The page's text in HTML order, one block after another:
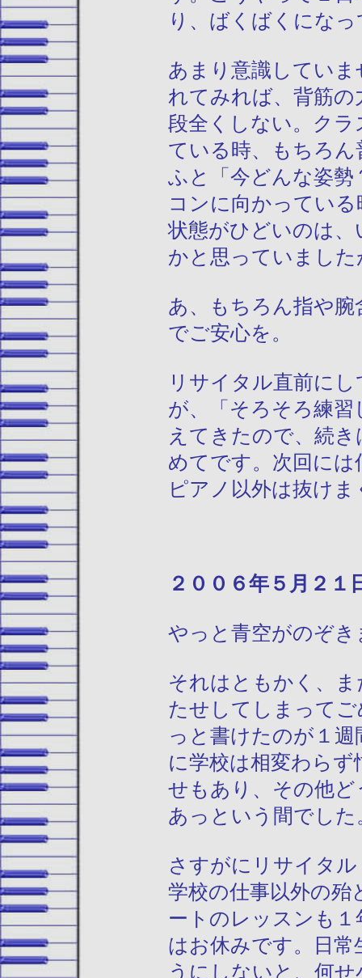
り、ばくばくにな
あまり意識してい
れてみれば、背筋の
段全くしない。ク
ている時、もちろ
ふと「今どんな姿
コンに向かってい
状態がひどいのは
かと思っていまし
あ、もちろん指や
でご安心を。
リサイタル直前に
が、「そろそろ練習
えてきたので、続
めてです。次回に
ピアノ以外は抜け
２００６年５
やっと青空がのぞ
それはともかく、
たせしてしまって
っと書けたのが１
に学校は相変わら
せもあり、その他
あっという間でした
さすがにリサイタ
学校の仕事以外の
ートのレッスンも
はお休みです。日
うにしないと、何